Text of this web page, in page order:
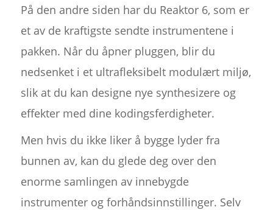
På den andre siden har du Reaktor 6, som er
et av de kraftigste sendte instrumentene i
pakken. Når du åpner pluggen, blir du
nedsenket i et ultrafleksibelt modulært miljø,
slik at du kan designe nye synthesizere og
effekter med dine kodingsferdigheter.
Men hvis du ikke liker å bygge lyder fra
bunnen av, kan du glede deg over den
enorme samlingen av innebygde
instrumenter og forhåndsinnstillinger. Selv